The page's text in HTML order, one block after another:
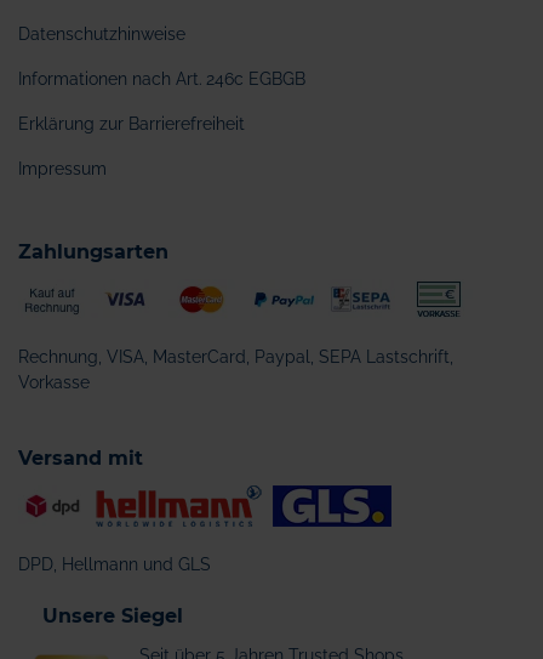
Datenschutzhinweise
Informationen nach Art. 246c EGBGB
Erklärung zur Barrierefreiheit
Impressum
Zahlungsarten
Rechnung, VISA, MasterCard, Paypal, SEPA Lastschrift,
Vorkasse
Versand mit
DPD, Hellmann und GLS
Unsere Siegel